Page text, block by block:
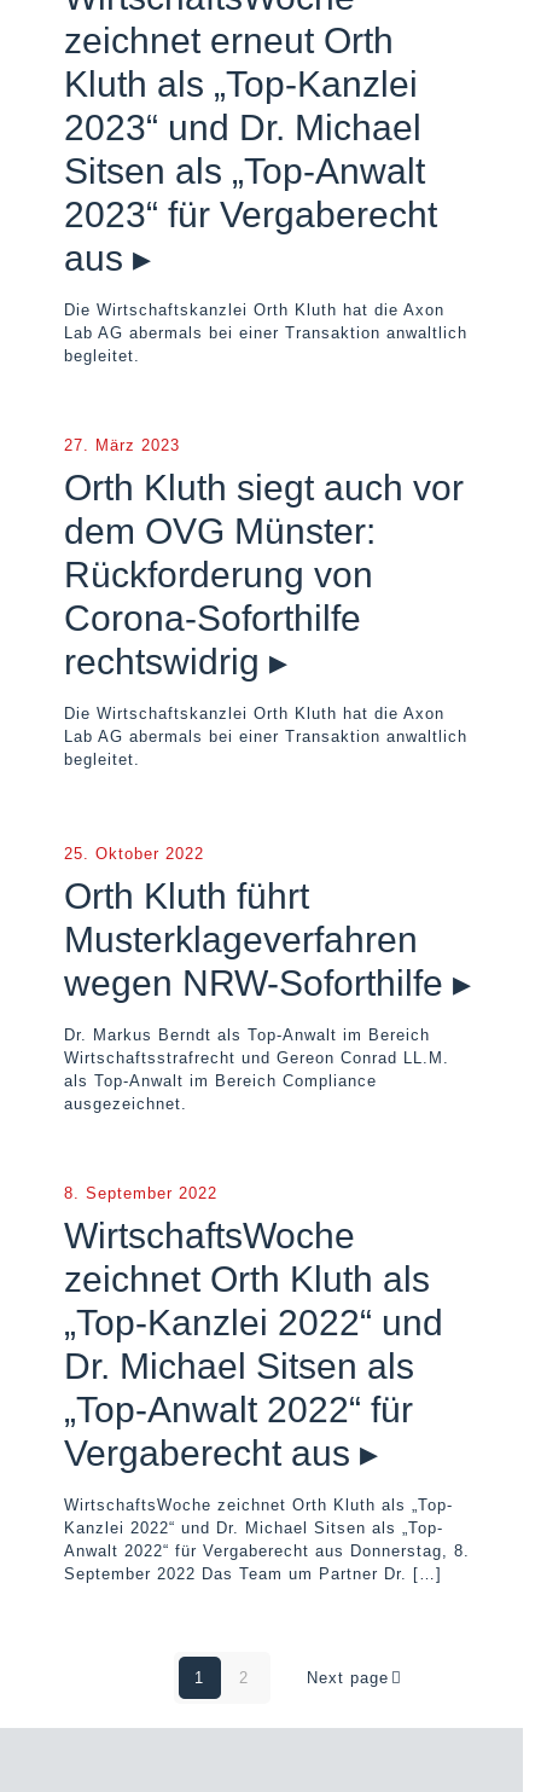
zeichnet erneut Orth
Kluth als „Top-Kanzlei
2023“ und Dr. Michael
Sitsen als „Top-Anwalt
2023“ für Vergaberecht
aus ▸
Die Wirtschaftskanzlei Orth Kluth hat die Axon
Lab AG abermals bei einer Transaktion anwaltlich
begleitet.
27. März 2023
Orth Kluth siegt auch vor
dem OVG Münster:
Rückforderung von
Corona-Soforthilfe
rechtswidrig ▸
Die Wirtschaftskanzlei Orth Kluth hat die Axon
Lab AG abermals bei einer Transaktion anwaltlich
begleitet.
25. Oktober 2022
Orth Kluth führt
Musterklageverfahren
wegen NRW-Soforthilfe ▸
Dr. Markus Berndt als Top-Anwalt im Bereich
Wirtschaftsstrafrecht und Gereon Conrad LL.M.
als Top-Anwalt im Bereich Compliance
ausgezeichnet.
8. September 2022
WirtschaftsWoche
zeichnet Orth Kluth als
„Top-Kanzlei 2022“ und
Dr. Michael Sitsen als
„Top-Anwalt 2022“ für
Vergaberecht aus ▸
WirtschaftsWoche zeichnet Orth Kluth als „Top-
Kanzlei 2022“ und Dr. Michael Sitsen als „Top-
Anwalt 2022“ für Vergaberecht aus Donnerstag, 8.
September 2022 Das Team um Partner Dr. […]
1 2 Next page